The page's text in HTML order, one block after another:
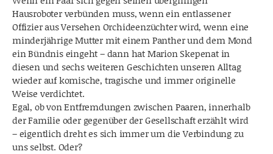
Hausroboter verbünden muss, wenn ein entlassener
Offizier aus Versehen Orchideenzüchter wird, wenn eine
minderjährige Mutter mit einem Panther und dem Mond
ein Bündnis eingeht – dann hat Marion Skepenat in
diesen und sechs weiteren Geschichten unseren Alltag
wieder auf komische, tragische und immer originelle
Weise verdichtet.
Egal, ob von Entfremdungen zwischen Paaren, innerhalb
der Familie oder gegenüber der Gesellschaft erzählt wird
– eigentlich dreht es sich immer um die Verbindung zu
uns selbst. Oder?